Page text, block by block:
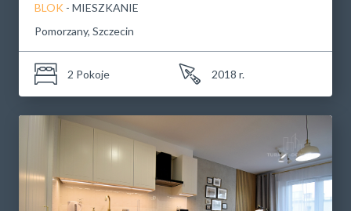
BLOK - MIESZKANIE
Pomorzany, Szczecin
2 Pokoje 2018 r.